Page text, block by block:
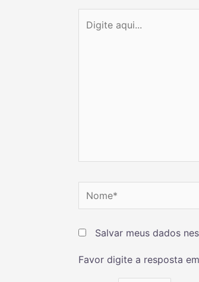
Salvar meus dados
Favor digite a resposta